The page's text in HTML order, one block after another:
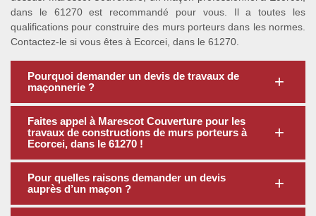
dans le 61270 est recommandé pour vous. Il a toutes les
qualifications pour construire des murs porteurs dans les normes.
Contactez-le si vous êtes à Ecorcei, dans le 61270.
Pourquoi demander un devis de travaux de
maçonnerie ?
Faites appel à Marescot Couverture pour les
travaux de constructions de murs porteurs à
Ecorcei, dans le 61270 !
Pour quelles raisons demander un devis
auprès d’un maçon ?